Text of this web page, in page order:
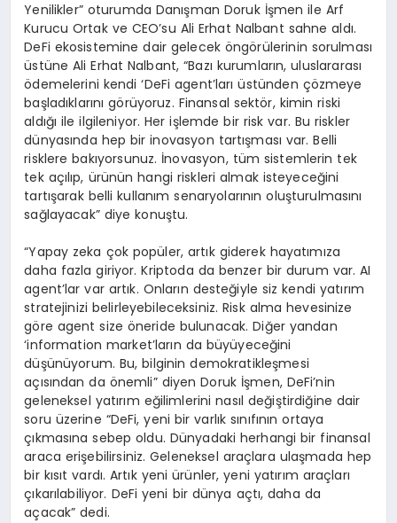
Yenilikler” oturumda Danışman Doruk İşmen ile Arf
Kurucu Ortak ve CEO’su Ali Erhat Nalbant sahne aldı.
DeFi ekosistemine dair gelecek öngörülerinin sorulması
üstüne Ali Erhat Nalbant, “Bazı kurumların, uluslararası
ödemelerini kendi ‘DeFi agent’ları üstünden çözmeye
başladıklarını görüyoruz. Finansal sektör, kimin riski
aldığı ile ilgileniyor. Her işlemde bir risk var. Bu riskler
dünyasında hep bir inovasyon tartışması var. Belli
risklere bakıyorsunuz. İnovasyon, tüm sistemlerin tek
tek açılıp, ürünün hangi riskleri almak isteyeceğini
tartışarak belli kullanım senaryolarının oluşturulmasını
sağlayacak” diye konuştu.
“Yapay zeka çok popüler, artık giderek hayatımıza
daha fazla giriyor. Kriptoda da benzer bir durum var. AI
agent’lar var artık. Onların desteğiyle siz kendi yatırım
stratejinizi belirleyebileceksiniz. Risk alma hevesinize
göre agent size öneride bulunacak. Diğer yandan
‘information market’ların da büyüyeceğini
düşünüyorum. Bu, bilginin demokratikleşmesi
açısından da önemli” diyen Doruk İşmen, DeFi’nin
geleneksel yatırım eğilimlerini nasıl değiştirdiğine dair
soru üzerine “DeFi, yeni bir varlık sınıfının ortaya
çıkmasına sebep oldu. Dünyadaki herhangi bir finansal
araca erişebilirsiniz. Geleneksel araçlara ulaşmada hep
bir kısıt vardı. Artık yeni ürünler, yeni yatırım araçları
çıkarılabiliyor. DeFi yeni bir dünya açtı, daha da
açacak” dedi.